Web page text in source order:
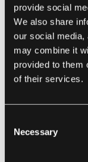
provide social
We also share
our social media,
may combine it
provided to them
of their services.
Selection
Necessary
planene sine
informasjon
Kontinuerlig
for agile
forbedring.
optimalisere